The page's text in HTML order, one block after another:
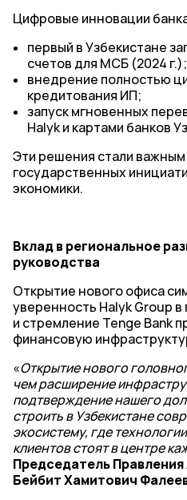
Цифровые инновации
первый в Узбекистане
счетов для МСБ (2024 г.);
внедрение полностью
кредитования ИП;
запуск мгновенных
Halyk и картами банков
Эти решения стали
государственных
экономики.
Вклад в региональное
руководства
Открытие нового офиса
уверенность Halyk Group
и стремление Tenge Bank
финансовую
«Открытие нового
чем расширение
подтверждение нашего
строить в Узбекистане
экосистему, где
клиентов стоят в центре
Председатель
Бейбит Хамитович